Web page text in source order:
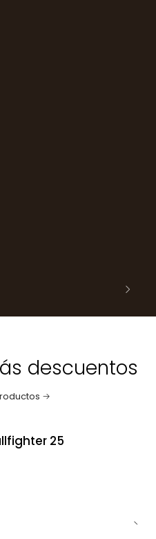
descuentos
25